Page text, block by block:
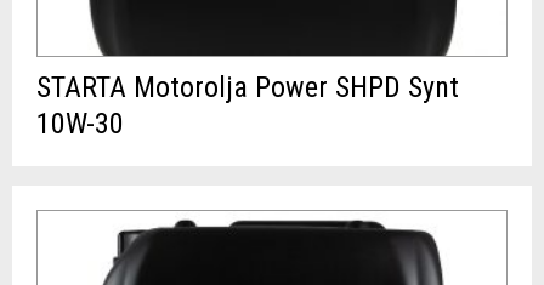
STARTA Motorolja Power SHPD Synt
10W-30